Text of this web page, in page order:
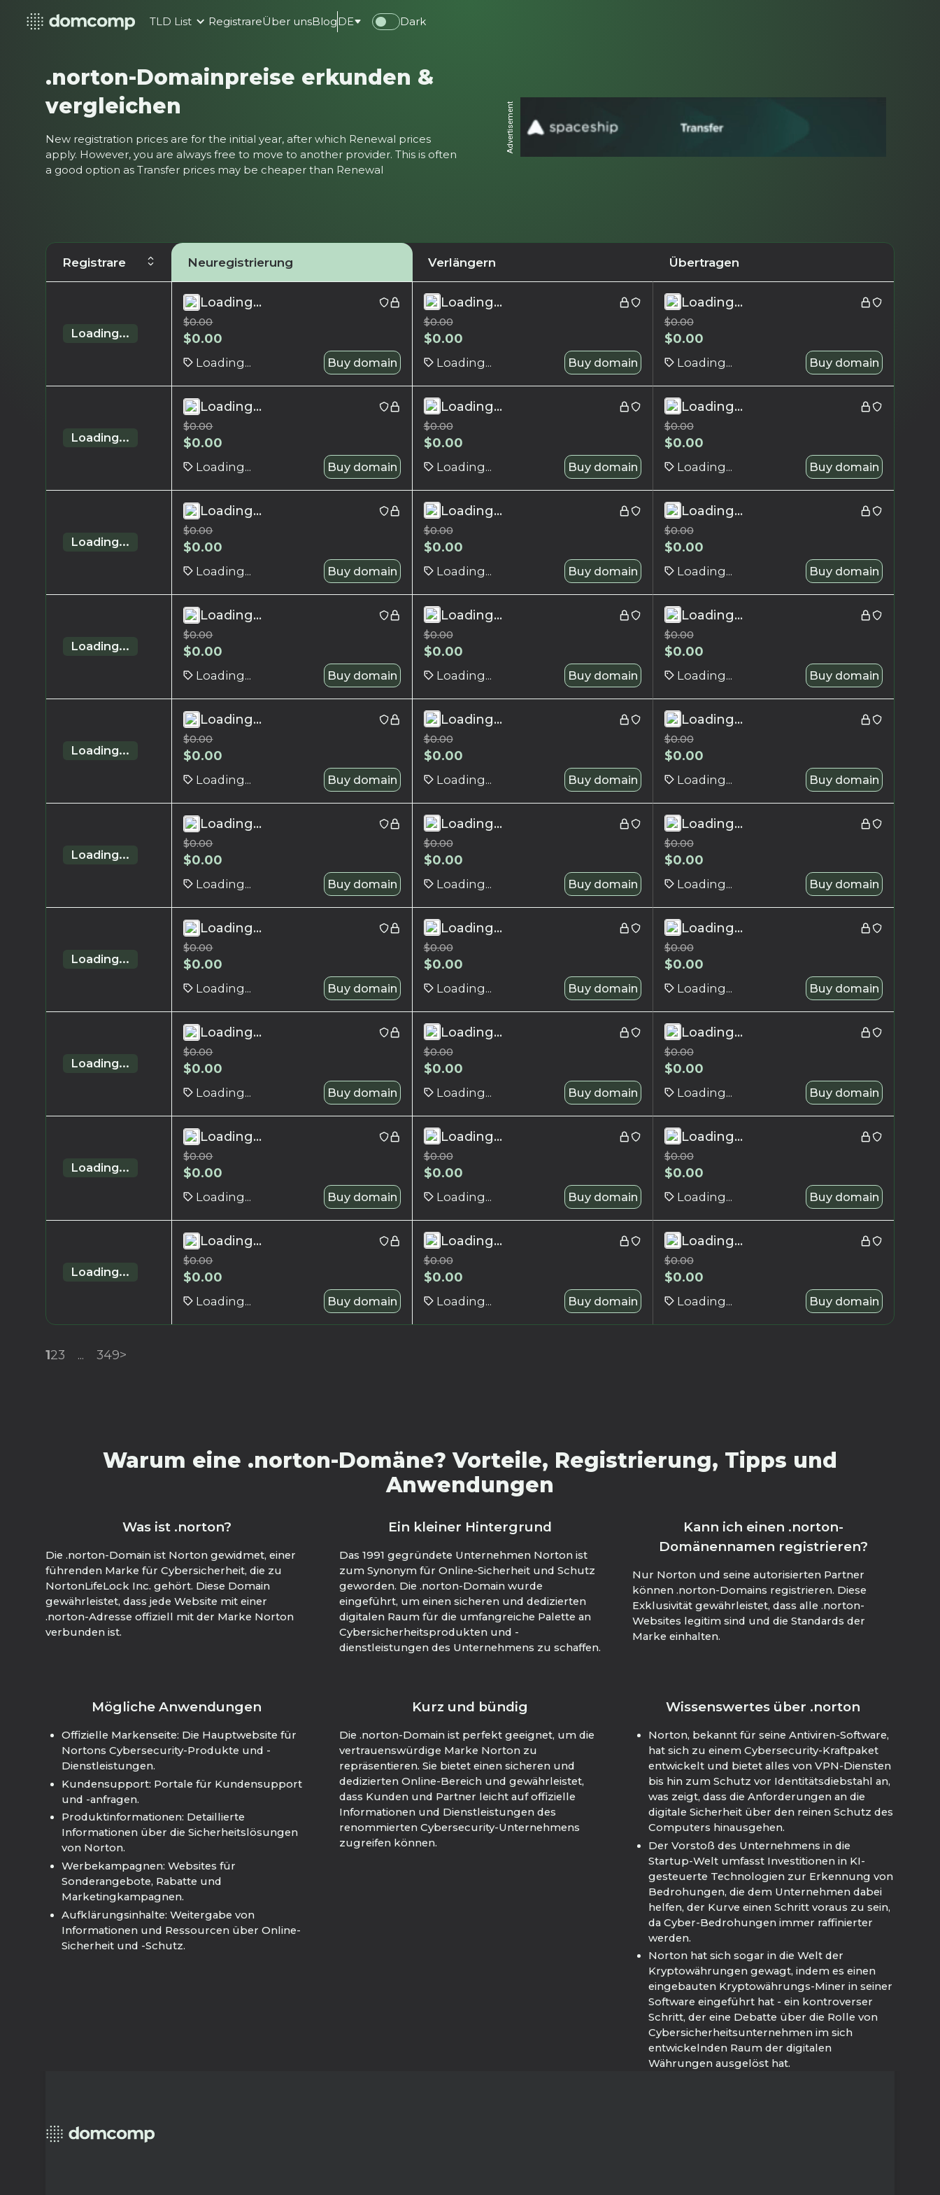
TLD List RegistrareÜber unsBlogDE Dark
.norton-Domainpreise erkunden &
vergleichen
New registration prices are for the initial year, after which Renewal prices
apply. However, you are always free to move to another provider. This is often
a good option as Transfer prices may be cheaper than Renewal
Advertisement
Registrare Neuregistrierung Verlängern Übertragen
Loading...
Loading...
$0.00
$0.00
Loading... Buy domain
Loading...
$0.00
$0.00
Loading... Buy domain
Loading...
$0.00
$0.00
Loading... Buy domain
Loading...
Loading...
$0.00
$0.00
Loading... Buy domain
Loading...
$0.00
$0.00
Loading... Buy domain
Loading...
$0.00
$0.00
Loading... Buy domain
Loading...
Loading...
$0.00
$0.00
Loading... Buy domain
Loading...
$0.00
$0.00
Loading... Buy domain
Loading...
$0.00
$0.00
Loading... Buy domain
Loading...
Loading...
$0.00
$0.00
Loading... Buy domain
Loading...
$0.00
$0.00
Loading... Buy domain
Loading...
$0.00
$0.00
Loading... Buy domain
Loading...
Loading...
$0.00
$0.00
Loading... Buy domain
Loading...
$0.00
$0.00
Loading... Buy domain
Loading...
$0.00
$0.00
Loading... Buy domain
Loading...
Loading...
$0.00
$0.00
Loading... Buy domain
Loading...
$0.00
$0.00
Loading... Buy domain
Loading...
$0.00
$0.00
Loading... Buy domain
Loading...
Loading...
$0.00
$0.00
Loading... Buy domain
Loading...
$0.00
$0.00
Loading... Buy domain
Loading...
$0.00
$0.00
Loading... Buy domain
Loading...
Loading...
$0.00
$0.00
Loading... Buy domain
Loading...
$0.00
$0.00
Loading... Buy domain
Loading...
$0.00
$0.00
Loading... Buy domain
Loading...
Loading...
$0.00
$0.00
Loading... Buy domain
Loading...
$0.00
$0.00
Loading... Buy domain
Loading...
$0.00
$0.00
Loading... Buy domain
Loading...
Loading...
$0.00
$0.00
Loading... Buy domain
Loading...
$0.00
$0.00
Loading... Buy domain
Loading...
$0.00
$0.00
Loading... Buy domain
123 ... 349>
Warum eine .norton-Domäne? Vorteile, Registrierung, Tipps und
Anwendungen
Was ist .norton?
Die .norton-Domain ist Norton gewidmet, einer
führenden Marke für Cybersicherheit, die zu
NortonLifeLock Inc. gehört. Diese Domain
gewährleistet, dass jede Website mit einer
.norton-Adresse offiziell mit der Marke Norton
verbunden ist.
Ein kleiner Hintergrund
Das 1991 gegründete Unternehmen Norton ist
zum Synonym für Online-Sicherheit und Schutz
geworden. Die .norton-Domain wurde
eingeführt, um einen sicheren und dedizierten
digitalen Raum für die umfangreiche Palette an
Cybersicherheitsprodukten und -
dienstleistungen des Unternehmens zu schaffen.
Kann ich einen .norton-
Domänennamen registrieren?
Nur Norton und seine autorisierten Partner
können .norton-Domains registrieren. Diese
Exklusivität gewährleistet, dass alle .norton-
Websites legitim sind und die Standards der
Marke einhalten.
Mögliche Anwendungen
Offizielle Markenseite: Die Hauptwebsite für
Nortons Cybersecurity-Produkte und -
Dienstleistungen.
Kundensupport: Portale für Kundensupport
und -anfragen.
Produktinformationen: Detaillierte
Informationen über die Sicherheitslösungen
von Norton.
Werbekampagnen: Websites für
Sonderangebote, Rabatte und
Marketingkampagnen.
Aufklärungsinhalte: Weitergabe von
Informationen und Ressourcen über Online-
Sicherheit und -Schutz.
Kurz und bündig
Die .norton-Domain ist perfekt geeignet, um die
vertrauenswürdige Marke Norton zu
repräsentieren. Sie bietet einen sicheren und
dedizierten Online-Bereich und gewährleistet,
dass Kunden und Partner leicht auf offizielle
Informationen und Dienstleistungen des
renommierten Cybersecurity-Unternehmens
zugreifen können.
Wissenswertes über .norton
Norton, bekannt für seine Antiviren-Software,
hat sich zu einem Cybersecurity-Kraftpaket
entwickelt und bietet alles von VPN-Diensten
bis hin zum Schutz vor Identitätsdiebstahl an,
was zeigt, dass die Anforderungen an die
digitale Sicherheit über den reinen Schutz des
Computers hinausgehen.
Der Vorstoß des Unternehmens in die
Startup-Welt umfasst Investitionen in KI-
gesteuerte Technologien zur Erkennung von
Bedrohungen, die dem Unternehmen dabei
helfen, der Kurve einen Schritt voraus zu sein,
da Cyber-Bedrohungen immer raffinierter
werden.
Norton hat sich sogar in die Welt der
Kryptowährungen gewagt, indem es einen
eingebauten Kryptowährungs-Miner in seiner
Software eingeführt hat - ein kontroverser
Schritt, der eine Debatte über die Rolle von
Cybersicherheitsunternehmen im sich
entwickelnden Raum der digitalen
Währungen ausgelöst hat.